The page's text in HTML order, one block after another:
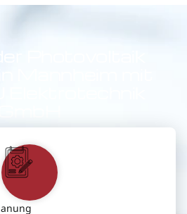
Elektrotechnik